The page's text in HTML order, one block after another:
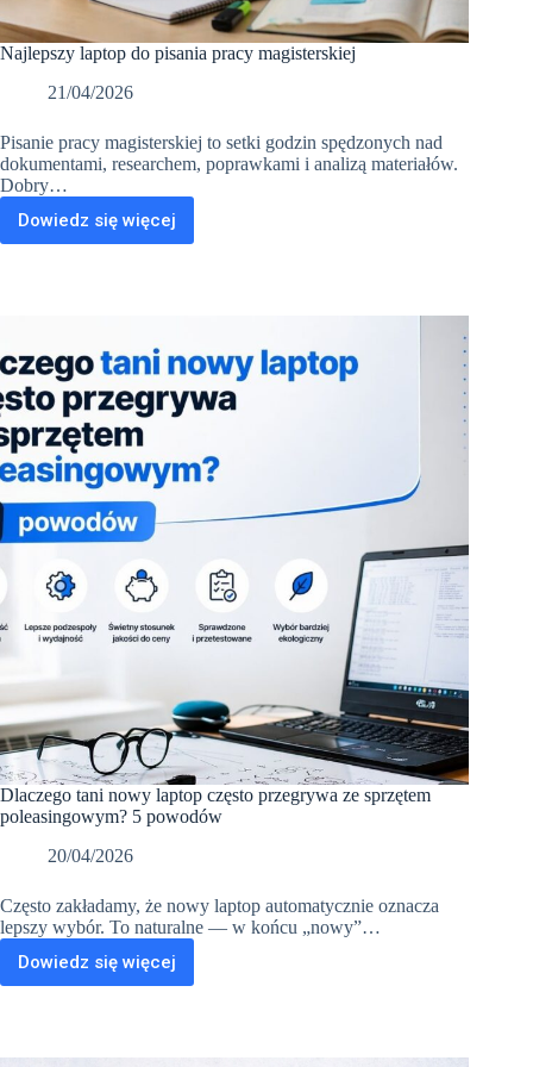
Najlepszy laptop do pisania pracy magisterskiej
21/04/2026
Pisanie pracy magisterskiej to setki godzin spędzonych nad
dokumentami, researchem, poprawkami i analizą materiałów.
Dobry…
Dowiedz się więcej
Najlepszy
laptop
Dlaczego tani nowy laptop często przegrywa ze sprzętem
poleasingowym? 5 powodów
20/04/2026
Często zakładamy, że nowy laptop automatycznie oznacza
lepszy wybór. To naturalne — w końcu „nowy”…
Dowiedz się więcej
Dlaczego
tani
często